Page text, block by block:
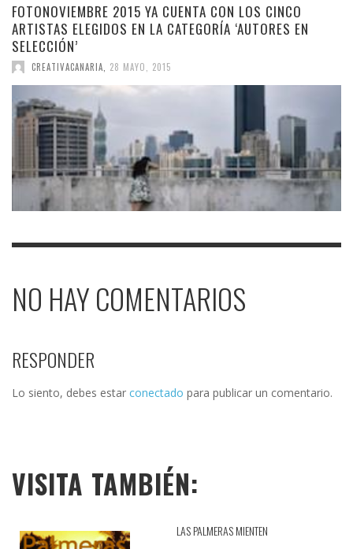
FOTONOVIEMBRE 2015 YA CUENTA CON LOS CINCO
ARTISTAS ELEGIDOS EN LA CATEGORÍA ‘AUTORES EN
SELECCIÓN’
CREATIVACANARIA 28 MAYO, 2015
NO HAY COMENTARIOS
RESPONDER
Lo siento, debes estar conectado para publicar un comentario.
VISITA TAMBIÉN:
LAS PALMERAS MIENTEN